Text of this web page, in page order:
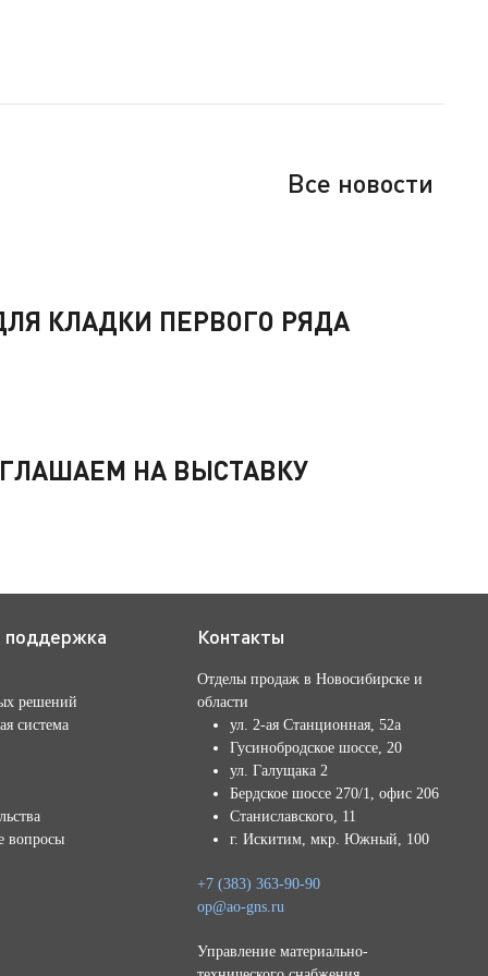
Все новости
КЛАДКИ ПЕРВОГО РЯДА
НА ВЫСТАВКУ
поддержка
решений
система
вопросы
Контакты
Отделы продаж в Новосибирске и
области
ул. 2-ая Станционная, 52а
Гусинобродское шоссе, 20
ул. Галущака 2
Бердское шоссе 270/1, офис 206
Станиславского, 11
г. Искитим, мкр. Южный, 100
+7 (383) 363-90-90
op@ao-gns.ru
Управление материально-